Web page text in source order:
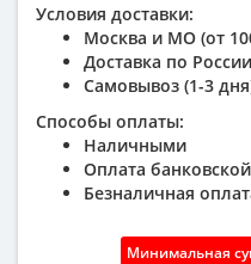
Условия доставки:
Москва и МО (от
Доставка по России
Самовывоз (1-3
Способы оплаты:
Наличными
Оплата
Безналичная
Минимальная